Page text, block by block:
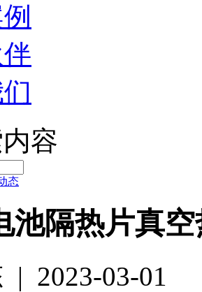
容
态
池隔热片真
| 2023-03-01